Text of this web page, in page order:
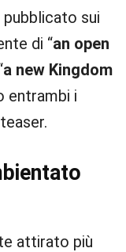
sui
di “an open
a new Kingdom
entrambi i
attirato più